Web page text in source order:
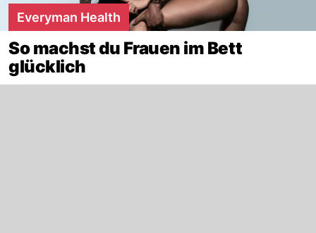
Everyman Health
So machst du Frauen im Bett
glücklich